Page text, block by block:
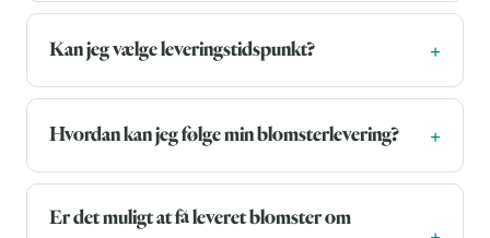
Kan jeg vælge leveringstidspunkt?
Hvordan kan jeg følge min blomsterlevering?
Er det muligt at få leveret blomster om